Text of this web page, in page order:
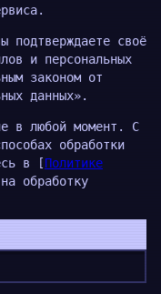
не будут
либо
лицу для
гражданско-
подтверждаете своё
и персональных
законом от
данных».
в любой момент. С
обработки
в [Политике
обработку